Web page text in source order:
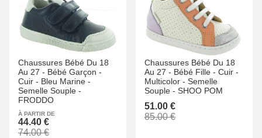
Chaussures Bébé Du 18
Au 27 - Bébé Garçon -
Cuir - Bleu Marine -
Semelle Souple -
FRODDO
À PARTIR DE
44.40 €
74.00 €
Chaussures Bébé Du 18
Au 27 - Bébé Fille - Cuir -
Multicolor - Semelle
Souple - SHOO POM
51.00 €
85.00 €